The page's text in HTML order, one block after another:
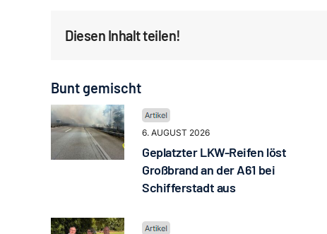
Diesen Inhalt teilen!
Bunt gemischt
6. AUGUST 2026
Geplatzter LKW-Reifen löst
Großbrand an der A61 bei
Schifferstadt aus